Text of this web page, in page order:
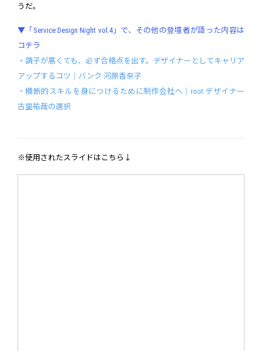
うだ。
▼「Service Design Night vol.4」で、その他の登壇者が語った内容は
コチラ
・調子が悪くても、必ず合格点を出す。デザイナーとしてキャリア
アップするコツ｜バンク 河原香奈子
・横断的スキルを身につけるために制作会社へ｜root デザイナー
古里祐哉の選択
※使用されたスライドはこちら↓